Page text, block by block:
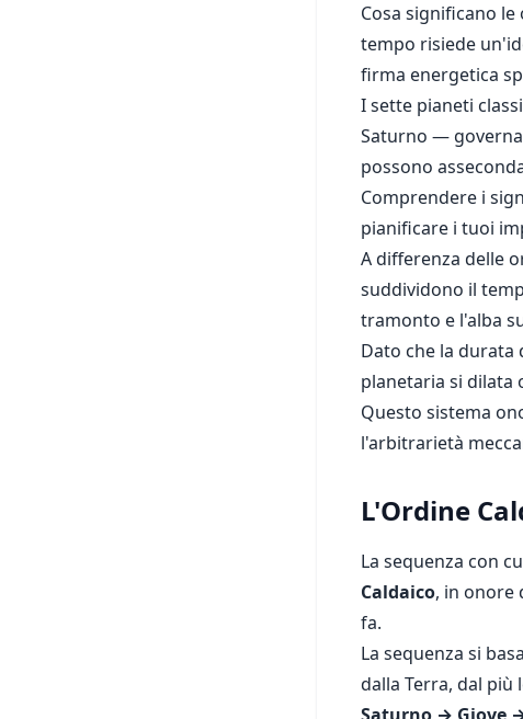
Cosa significano
tempo risiede
firma energetica
I sette pianeti
Saturno —
possono
Comprendere i
pianificare i tuoi
A differenza delle
suddividono il
tramonto e l'alba
Dato che la
planetaria si dilata
Questo sistema
l'arbitrarietà
L'Ordine
La sequenza con
Caldaico, in onore
fa.
La sequenza si
dalla Terra, dal più